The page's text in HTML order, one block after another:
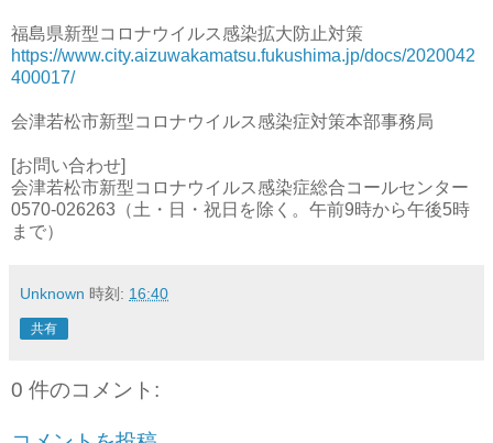
福島県新型コロナウイルス感染拡大防止対策
https://www.city.aizuwakamatsu.fukushima.jp/docs/2020042
400017/
会津若松市新型コロナウイルス感染症対策本部事務局
[お問い合わせ]
会津若松市新型コロナウイルス感染症総合コールセンター
0570-026263（土・日・祝日を除く。午前9時から午後5時
まで）
Unknown 時刻: 16:40
共有
0 件のコメント: